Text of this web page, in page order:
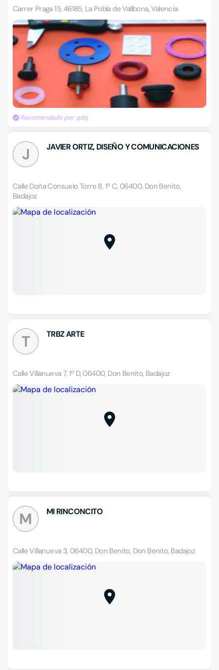
Carrer Praga 15, 46185, La Pobla de Vallbona, Valencia
Recomendado por qdq
J JAVIER ORTIZ, DISEÑO Y COMUNICACIONES
Calle Doña Consuelo Torre 8, 1º C, 06400, Don Benito,
Badajoz
T TRBZ ARTE
Calle Villanueva 7, 1º D, 06400, Don Benito, Badajoz
M MI RINCONCITO
Calle Villanueva 3, 06400, Don Benito, Don Benito, Badajoz